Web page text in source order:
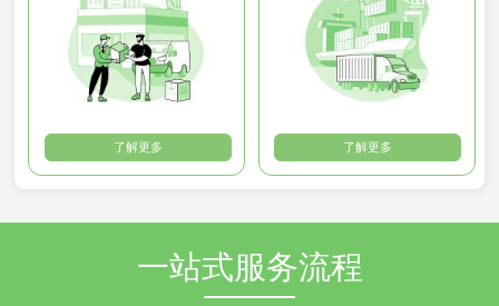
了解更多 了解更多
一站式服务流程